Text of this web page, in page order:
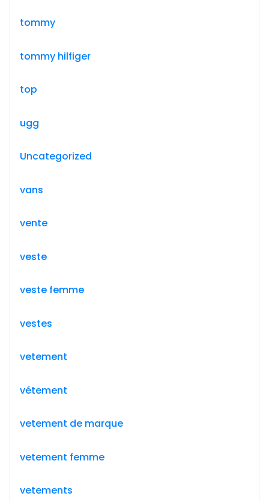
tommy
tommy hilfiger
top
ugg
Uncategorized
vans
vente
veste
veste femme
vestes
vetement
vétement
vetement de marque
vetement femme
vetements